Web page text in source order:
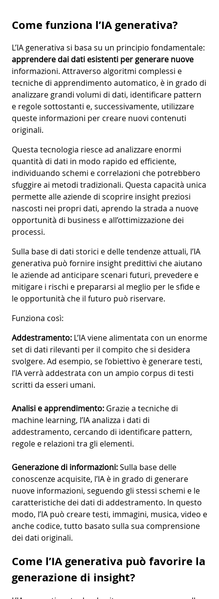
Come funziona l’IA generativa?
L’IA generativa si basa su un principio fondamentale:
apprendere dai dati esistenti per generare nuove
informazioni. Attraverso algoritmi complessi e
tecniche di apprendimento automatico, è in grado di
analizzare grandi volumi di dati, identificare pattern
e regole sottostanti e, successivamente, utilizzare
queste informazioni per creare nuovi contenuti
originali.
Questa tecnologia riesce ad analizzare enormi
quantità di dati in modo rapido ed efficiente,
individuando schemi e correlazioni che potrebbero
sfuggire ai metodi tradizionali. Questa capacità unica
permette alle aziende di scoprire insight preziosi
nascosti nei propri dati, aprendo la strada a nuove
opportunità di business e all’ottimizzazione dei
processi.
Sulla base di dati storici e delle tendenze attuali, l’IA
generativa può fornire insight predittivi che aiutano
le aziende ad anticipare scenari futuri, prevedere e
mitigare i rischi e prepararsi al meglio per le sfide e
le opportunità che il futuro può riservare.
Funziona così:
Addestramento: L’IA viene alimentata con un enorme
set di dati rilevanti per il compito che si desidera
svolgere. Ad esempio, se l’obiettivo è generare testi,
l’IA verrà addestrata con un ampio corpus di testi
scritti da esseri umani.
Analisi e apprendimento: Grazie a tecniche di
machine learning, l’IA analizza i dati di
addestramento, cercando di identificare pattern,
regole e relazioni tra gli elementi.
Generazione di informazioni:Sulla base delle
conoscenze acquisite, l’IA è in grado di generare
nuove informazioni, seguendo gli stessi schemi e le
caratteristiche dei dati di addestramento. In questo
modo, l’IA può creare testi, immagini, musica, video e
anche codice, tutto basato sulla sua comprensione
dei dati originali.
Come l’IA generativa può favorire la
generazione di insight?